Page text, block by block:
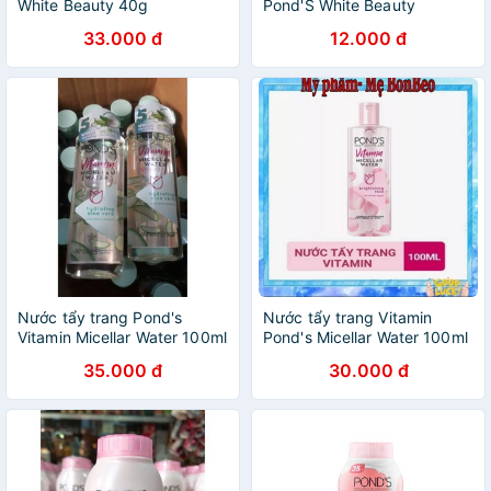
White Beauty 40g
33.000 đ
Pond'S White Beauty
12.000 đ
Nước tẩy trang Pond's
Vitamin Micellar Water 100ml
35.000 đ
Nước tẩy trang Vitamin
Pond's Micellar Water 100ml
30.000 đ